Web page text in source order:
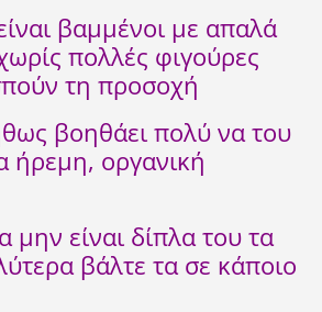
βαμμένοι με απαλά
πολλές φιγούρες
τη προσοχή
βοηθάει πολύ να του
ήρεμη, οργανική
μην είναι δίπλα του τα
βάλτε τα σε κάποιο